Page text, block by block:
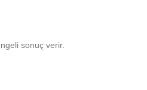
sonuç verir.